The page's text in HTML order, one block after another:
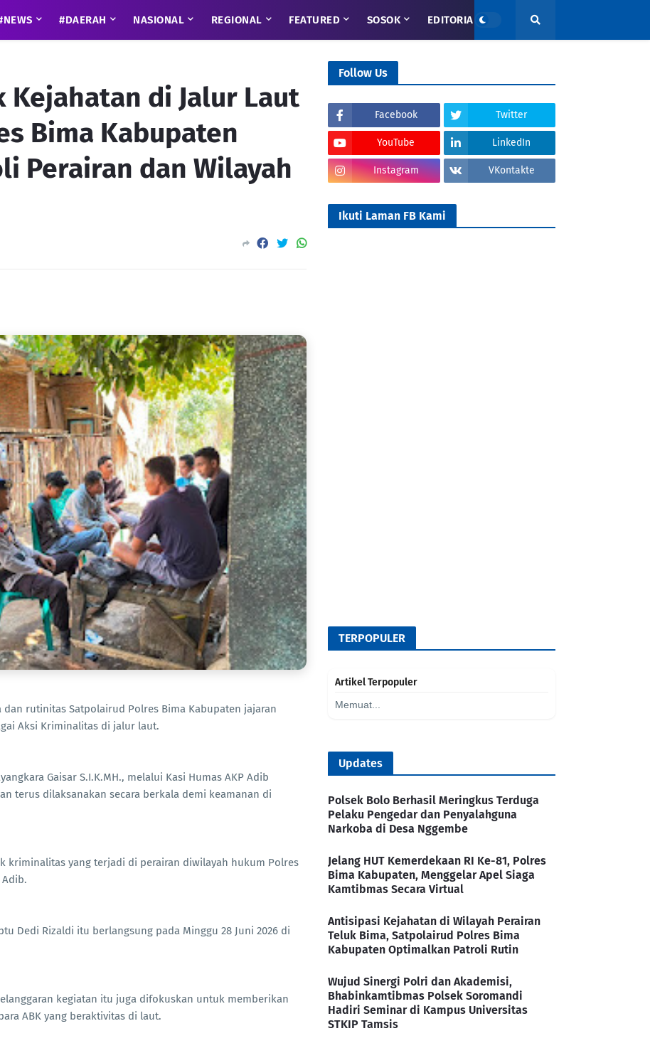
#DAERAH NASIONAL REGIONAL FEATURED SOSOK EDITORIAL
di Jalur Laut
Bima Kabupaten
Perairan dan Wilayah
dan rutinitas Satpolairud Polres Bima Kabupaten jajaran
Aksi Kriminalitas di jalur laut.
Gaisar S.I.K.MH., melalui Kasi Humas AKP Adib
terus dilaksanakan secara berkala demi keamanan di
kriminalitas yang terjadi di perairan diwilayah hukum Polres
Dedi Rizaldi itu berlangsung pada Minggu 28 Juni 2026 di
kegiatan itu juga difokuskan untuk memberikan
ABK yang beraktivitas di laut.
Follow Us
Facebook Twitter
YouTube LinkedIn
Instagram VKontakte
Ikuti Laman FB Kami
TERPOPULER
Artikel Terpopuler
Memuat...
Updates
Polsek Bolo Berhasil Meringkus Terduga
Pelaku Pengedar dan Penyalahguna
Narkoba di Desa Nggembe
Jelang HUT Kemerdekaan RI Ke-81, Polres
Bima Kabupaten, Menggelar Apel Siaga
Kamtibmas Secara Virtual
Antisipasi Kejahatan di Wilayah Perairan
Teluk Bima, Satpolairud Polres Bima
Kabupaten Optimalkan Patroli Rutin
Wujud Sinergi Polri dan Akademisi,
Bhabinkamtibmas Polsek Soromandi
Hadiri Seminar di Kampus Universitas
STKIP Tamsis